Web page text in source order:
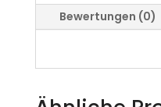
Bewertungen (0)